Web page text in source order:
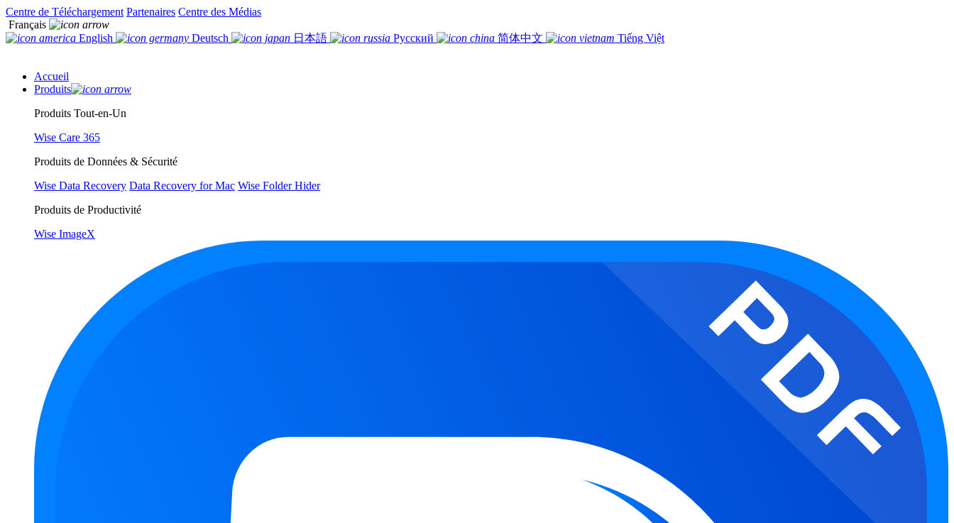
Centre de Téléchargement Partenaires Centre des Médias
Français
English
Deutsch 日本語 Русский 简体中文 Tiếng Việt
Accueil
Produits
Produits Tout-en-Un
Wise Care 365
Produits de Données & Sécurité
Wise Data Recovery Data Recovery for Mac Wise Folder Hider
Produits de Productivité
Wise ImageX